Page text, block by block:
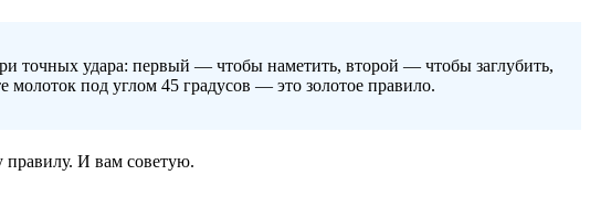
точных удара: первый — чтобы наметить, второй — чтобы заглубить,
под углом 45 градусов — это золотое правило.
правилу. И вам советую.